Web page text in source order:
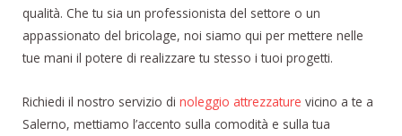
qualità. Che tu sia un professionista del settore o un
appassionato del bricolage, noi siamo qui per mettere nelle
tue mani il potere di realizzare tu stesso i tuoi progetti.
Richiedi il nostro servizio di noleggio attrezzature vicino a te a
Salerno, mettiamo l’accento sulla comodità e sulla tua